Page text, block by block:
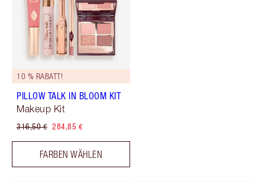
10 % RABATT!
PILLOW TALK IN BLOOM KIT
Makeup Kit
316,50 € 284,85 €
FARBEN WÄHLEN